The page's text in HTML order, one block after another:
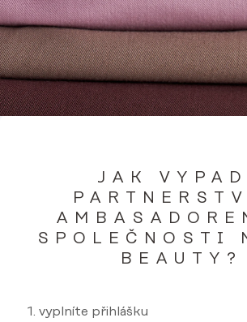
JAK
SPOLEČNOSTI
BEAUTY?
1. vyplníte přihlášku